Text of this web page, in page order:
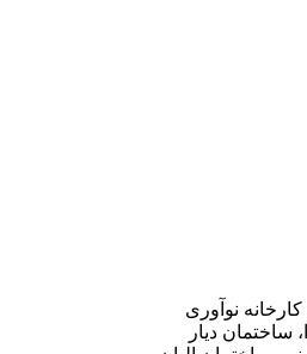
نوآوری
ساختمان دیار